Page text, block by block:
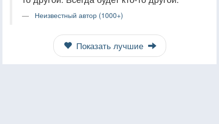
Неизвестный автор (1000+)
Показать лучшие